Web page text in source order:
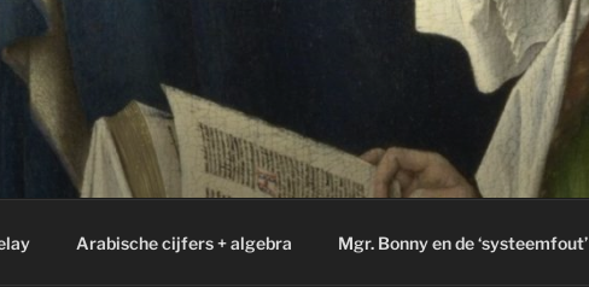
Arabische cijfers + algebra Mgr. Bonny en de ‘systeemfout’